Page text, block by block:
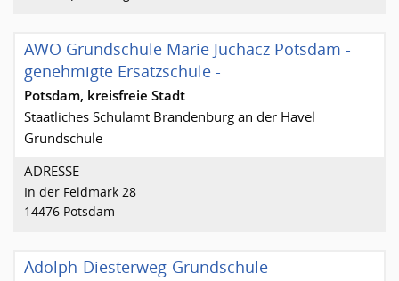
AWO Grundschule Marie Juchacz Potsdam -
genehmigte Ersatzschule -
Potsdam, kreisfreie Stadt
Staatliches Schulamt Brandenburg an der Havel
Grundschule
ADRESSE
In der Feldmark 28
14476 Potsdam
Adolph-Diesterweg-Grundschule